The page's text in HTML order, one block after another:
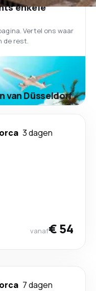
enkele
Vertel ons waar
de rest.
van Düsseldorf
3 dagen
vanaf€ 54
7 dagen